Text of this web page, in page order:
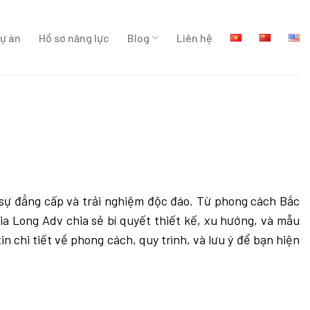
án Hồ sơ năng lực Blog Liên hệ
đẳng cấp và trải nghiệm độc đáo. Từ phong cách Bắc
Long Adv chia sẻ bí quyết thiết kế, xu hướng, và mẫu
chi tiết về phong cách, quy trình, và lưu ý để bạn hiện